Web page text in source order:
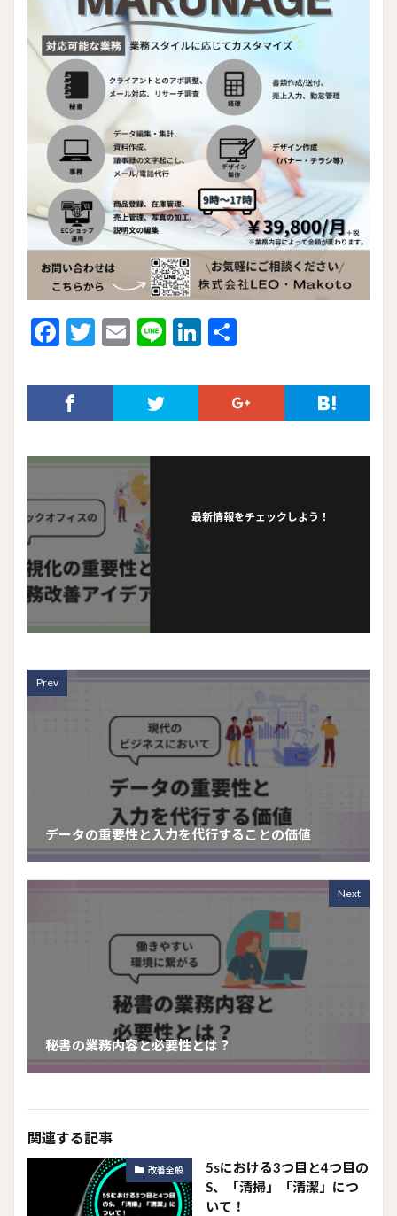
F
e
b
o
k
T
itt
er
E
ai
l
Li
e
Li
ke
dI
最新情報をチェックしよう！
Prev
データの重要性と入力を代行することの価値
Next
秘書の業務内容と必要性とは？
関連する記事
改善全般
5sにおける3つ目と4つ目の
S、「清掃」「清潔」につ
いて！